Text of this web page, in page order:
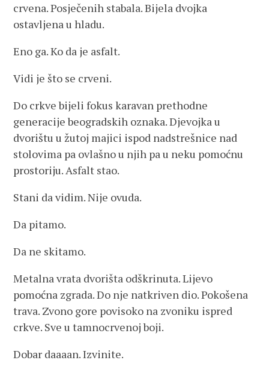
crvena. Posječenih stabala. Bijela dvojka
ostavljena u hladu.
Eno ga. Ko da je asfalt.
Vidi je što se crveni.
Do crkve bijeli fokus karavan prethodne
generacije beogradskih oznaka. Djevojka u
dvorištu u žutoj majici ispod nadstrešnice nad
stolovima pa ovlašno u njih pa u neku pomoćnu
prostoriju. Asfalt stao.
Stani da vidim. Nije ovuda.
Da pitamo.
Da ne skitamo.
Metalna vrata dvorišta odškrinuta. Lijevo
pomoćna zgrada. Do nje natkriven dio. Pokošena
trava. Zvono gore povisoko na zvoniku ispred
crkve. Sve u tamnocrvenoj boji.
Dobar daaaan. Izvinite.